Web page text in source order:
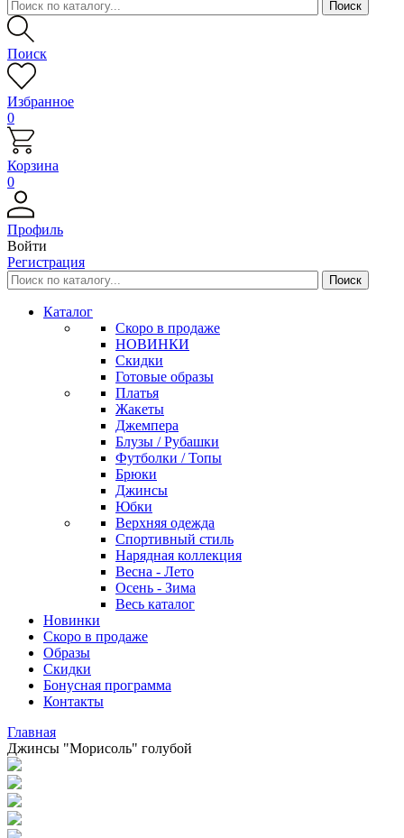
Поиск
Избранное
0
Корзина
0
Профиль
Войти
Регистрация
Каталог
Скоро в продаже
НОВИНКИ
Скидки
Готовые образы
Платья
Жакеты
Джемпера
Блузы / Рубашки
Футболки / Топы
Брюки
Джинсы
Юбки
Верхняя одежда
Спортивный стиль
Нарядная коллекция
Весна - Лето
Осень - Зима
Весь каталог
Новинки
Скоро в продаже
Образы
Скидки
Бонусная программа
Контакты
Главная
Джинсы "Морисоль" голубой